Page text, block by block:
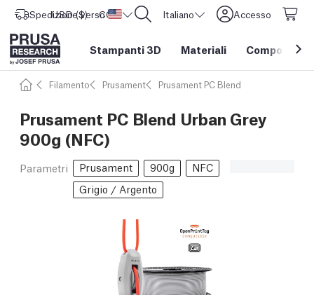
Spedizione verso Stati Uniti d'America
USD ($) CORE One L: Ora disponibile! Italiano Accesso
Stampanti 3D Materiali Componenti
Filamento Prusament Prusament PC Blend
Prusament PC Blend Urban Grey
900g (NFC)
Parametri Prusament 900g
NFC
Grigio / Argento